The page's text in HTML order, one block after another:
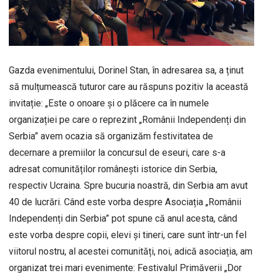
Gazda evenimentului, Dorinel Stan, în adresarea sa, a ținut
să mulțumească tuturor care au răspuns pozitiv la această
invitație: „Este o onoare și o plăcere ca în numele
organizației pe care o reprezint „Românii Independenți din
Serbia” avem ocazia să organizăm festivitatea de
decernare a premiilor la concursul de eseuri, care s-a
adresat comunităților românești istorice din Serbia,
respectiv Ucraina. Spre bucuria noastră, din Serbia am avut
40 de lucrări. Când este vorba despre Asociația „Românii
Independenți din Serbia” pot spune că anul acesta, când
este vorba despre copii, elevi și tineri, care sunt într-un fel
viitorul nostru, al acestei comunități, noi, adică asociația, am
organizat trei mari evenimente: Festivalul Primăverii „Dor